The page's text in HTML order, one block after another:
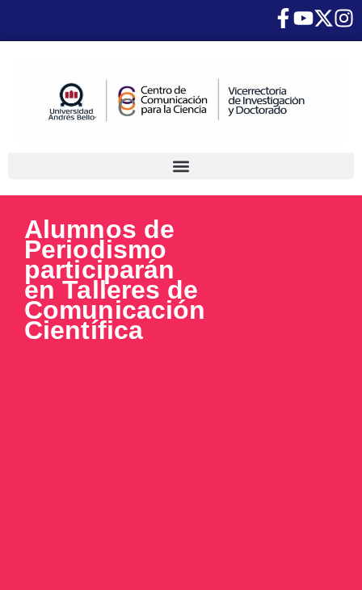
Alumnos de
Periodismo
participarán
en Talleres de
Comunicación
Científica